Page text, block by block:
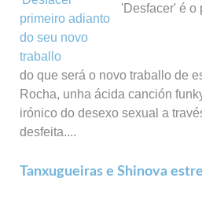
'Desfacer' é o
do que será o novo traballo de
Rocha, unha ácida canción
irónico do desexo sexual a
desfeita....
Tanxugueiras e Shinova